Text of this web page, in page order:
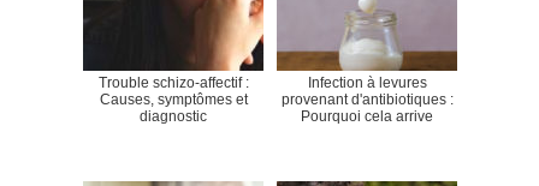
Trouble schizo-affectif :
Causes, symptômes et
diagnostic
Infection à levures
provenant d'antibiotiques :
Pourquoi cela arrive